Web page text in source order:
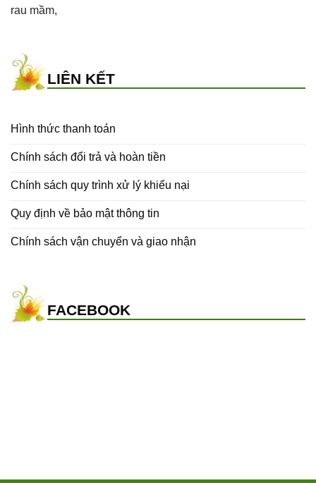
rau mầm,
LIÊN KẾT
Hình thức thanh toán
Chính sách đổi trả và hoàn tiền
Chính sách quy trình xử lý khiếu nại
Quy định về bảo mật thông tin
Chính sách vận chuyển và giao nhận
FACEBOOK